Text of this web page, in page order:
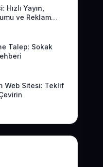
Hızlı Yayın,
ve Reklam
Talep: Sokak
Web Sitesi: Teklif